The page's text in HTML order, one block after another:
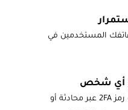
هاتفك المستخدمين في
لا يوجد أي موقع رسمي يطلب منك رمز 2FA عبر محادثة أو